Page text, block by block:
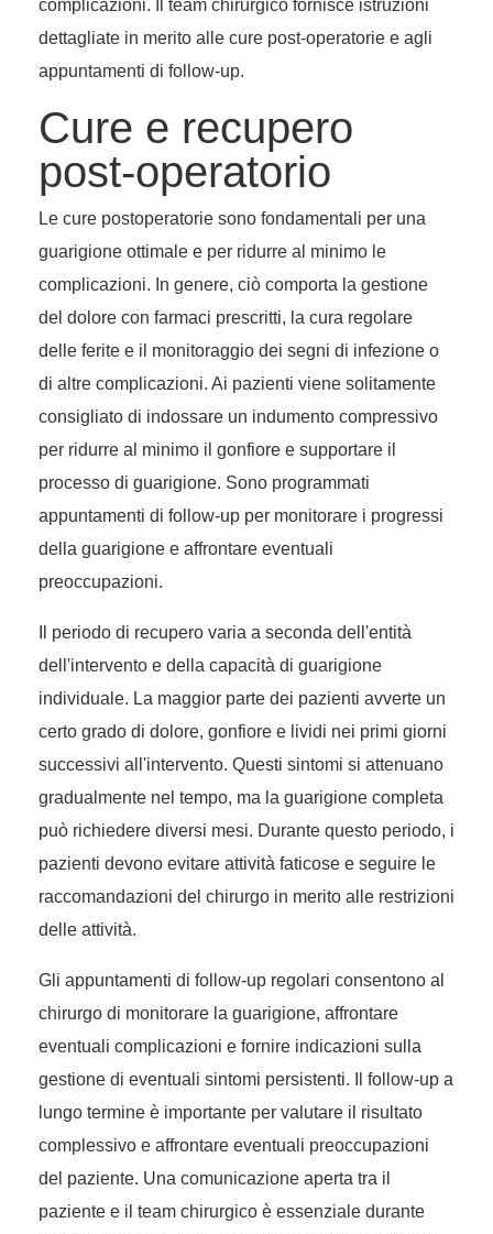
complicazioni. Il team chirurgico fornisce istruzioni
dettagliate in merito alle cure post-operatorie e agli
appuntamenti di follow-up.
Cure e recupero
post-operatorio
Le cure postoperatorie sono fondamentali per una
guarigione ottimale e per ridurre al minimo le
complicazioni. In genere, ciò comporta la gestione
del dolore con farmaci prescritti, la cura regolare
delle ferite e il monitoraggio dei segni di infezione o
di altre complicazioni. Ai pazienti viene solitamente
consigliato di indossare un indumento compressivo
per ridurre al minimo il gonfiore e supportare il
processo di guarigione. Sono programmati
appuntamenti di follow-up per monitorare i progressi
della guarigione e affrontare eventuali
preoccupazioni.
Il periodo di recupero varia a seconda dell'entità
dell'intervento e della capacità di guarigione
individuale. La maggior parte dei pazienti avverte un
certo grado di dolore, gonfiore e lividi nei primi giorni
successivi all'intervento. Questi sintomi si attenuano
gradualmente nel tempo, ma la guarigione completa
può richiedere diversi mesi. Durante questo periodo, i
pazienti devono evitare attività faticose e seguire le
raccomandazioni del chirurgo in merito alle restrizioni
delle attività.
Gli appuntamenti di follow-up regolari consentono al
chirurgo di monitorare la guarigione, affrontare
eventuali complicazioni e fornire indicazioni sulla
gestione di eventuali sintomi persistenti. Il follow-up a
lungo termine è importante per valutare il risultato
complessivo e affrontare eventuali preoccupazioni
del paziente. Una comunicazione aperta tra il
paziente e il team chirurgico è essenziale durante